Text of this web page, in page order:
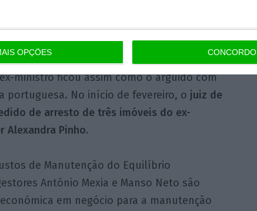
OPÇÕES CONCORDO
e Hugo Neto, titulares do caso
seis milhões a Manuel Pinho e prisão
ministro ficou assim como o arguido com
portuguesa. No início de fevereiro, o juiz de
de arresto de três imóveis do ex-
Alexandra Pinho.
de Manutenção do Equilíbrio
António Mexia e Manso Neto são
em negócio para a manutenção